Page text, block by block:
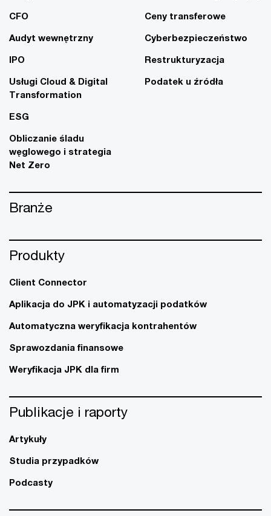
CFO
Audyt wewnętrzny
IPO
Usługi Cloud & Digital
Transformation
ESG
Obliczanie śladu
węglowego i strategia
Net Zero
Ceny transferowe
Cyberbezpieczeństwo
Restrukturyzacja
Podatek u źródła
Branże
Produkty
Client Connector
Aplikacja do JPK i automatyzacji podatków
Automatyczna weryfikacja kontrahentów
Sprawozdania finansowe
Weryfikacja JPK dla firm
Publikacje i raporty
Artykuły
Studia przypadków
Podcasty